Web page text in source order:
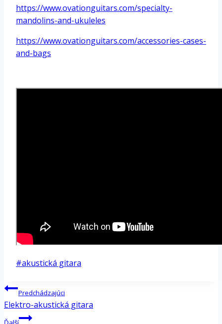
https://www.ovationguitars.com/specialty-
mandolins-and-ukuleles
https://www.ovationguitars.com/accessories-cases-
and-bags
Post
#akustická gitara
Navigácia
v
článku
Predchádzajúci
Elektro-akustická gitara